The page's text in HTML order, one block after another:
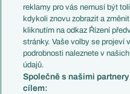
Přestupové spekulace
Zranění
Kluby
Arsenal FC
Chelsea FC
Manchester United
AC Milán
reklamy pro vás nemusí být
kdykoli znovu zobrazit a
kliknutím na odkaz Řízení
stránky. Vaše volby se projeví
podrobnosti naleznete v
údajů.
Společně s našimi
cílem: